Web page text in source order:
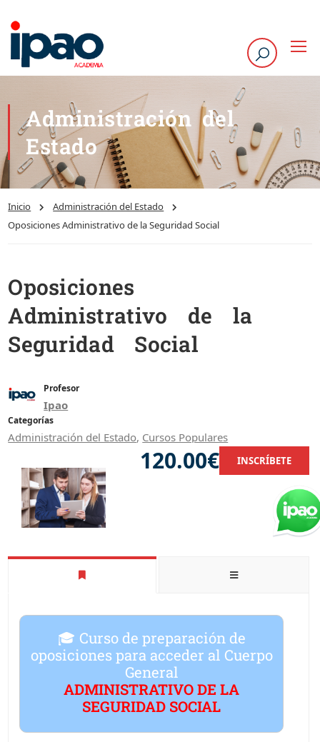
Administración del
Estado
Inicio
Administración del Estado
Oposiciones Administrativo de la Seguridad Social
Oposiciones
Administrativo de la
Seguridad Social
Profesor
Ipao
Categorías
Administración del Estado, Cursos Populares
120.00€ INSCRÍBETE
🎓 Curso de preparación de
oposiciones para acceder al Cuerpo
General
ADMINISTRATIVO DE LA
SEGURIDAD SOCIAL